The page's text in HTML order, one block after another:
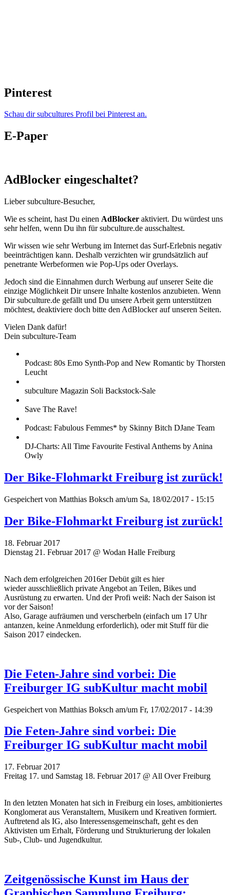
Pinterest
Schau dir subcultures Profil bei Pinterest an.
E-Paper
AdBlocker eingeschaltet?
Lieber subculture-Besucher,
Wie es scheint, hast Du einen AdBlocker aktiviert. Du würdest uns
sehr helfen, wenn Du ihn für subculture.de ausschaltest.
Wir wissen wie sehr Werbung im Internet das Surf-Erlebnis negativ
beeinträchtigen kann. Deshalb verzichten wir grundsätzlich auf
penetrante Werbeformen wie Pop-Ups oder Overlays.
Jedoch sind die Einnahmen durch Werbung auf unserer Seite die
einzige Möglichkeit Dir unsere Inhalte kostenlos anzubieten. Wenn
Dir subculture.de gefällt und Du unsere Arbeit gern unterstützen
möchtest, deaktiviere doch bitte den AdBlocker auf unseren Seiten.
Vielen Dank dafür!
Dein subculture-Team
Podcast: 80s Emo Synth-Pop and New Romantic by Thorsten
Leucht
subculture Magazin Soli Backstock-Sale
Save The Rave!
Podcast: Fabulous Femmes* by Skinny Bitch DJane Team
DJ-Charts: All Time Favourite Festival Anthems by Anina
Owly
Der Bike-Flohmarkt Freiburg ist zurück!
Gespeichert von Matthias Boksch am/um Sa, 18/02/2017 - 15:15
Der Bike-Flohmarkt Freiburg ist zurück!
18. Februar 2017
Dienstag 21. Februar 2017 @ Wodan Halle Freiburg
Nach dem erfolgreichen 2016er Debüt gilt es hier
wieder ausschließlich private Angebot an Teilen, Bikes und
Ausrüstung zu erwarten. Und der Profi weiß: Nach der Saison ist
vor der Saison!
Also, Garage aufräumen und verscherbeln (einfach um 17 Uhr
antanzen, keine Anmeldung erforderlich), oder mit Stuff für die
Saison 2017 eindecken.
Die Feten-Jahre sind vorbei: Die
Freiburger IG subKultur macht mobil
Gespeichert von Matthias Boksch am/um Fr, 17/02/2017 - 14:39
Die Feten-Jahre sind vorbei: Die
Freiburger IG subKultur macht mobil
17. Februar 2017
Freitag 17. und Samstag 18. Februar 2017 @ All Over Freiburg
In den letzten Monaten hat sich in Freiburg ein loses, ambitioniertes
Konglomerat aus Veranstaltern, Musikern und Kreativen formiert.
Auftretend als IG, also Interessensgemeinschaft, geht es den
Aktivisten um Erhalt, Förderung und Strukturierung der lokalen
Sub-, Club- und Jugendkultur.
Zeitgenössische Kunst im Haus der